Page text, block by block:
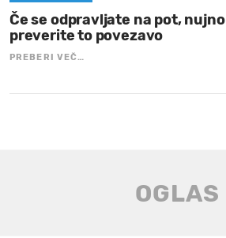
Če se odpravljate na pot, nujno
preverite to povezavo
PREBERI VEČ…